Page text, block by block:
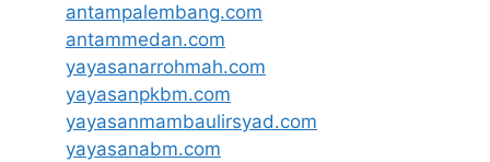
antampalembang.com
antammedan.com
yayasanarrohmah.com
yayasanpkbm.com
yayasanmambaulirsyad.com
yayasanabm.com